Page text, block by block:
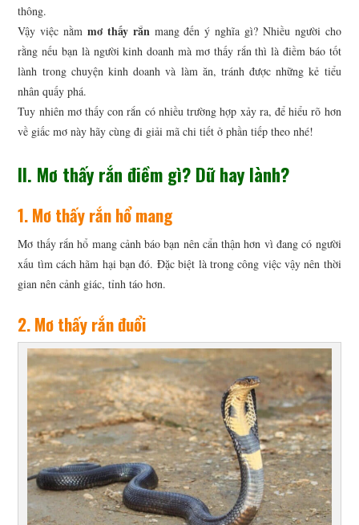
thông.
Vậy việc nằm mơ thấy rắnmang đến ý nghĩa gì? Nhiều người cho
rằng nếu bạn là người kinh doanh mà mơ thấy rắn thì là điềm báo tốt
lành trong chuyện kinh doanh và làm ăn, tránh được những kẻ tiểu
nhân quấy phá.
Tuy nhiên mơ thấy con rắn có nhiều trường hợp xảy ra, để hiểu rõ hơn
về giấc mơ này hãy cùng đi giải mã chi tiết ở phần tiếp theo nhé!
II. Mơ thấy rắn điềm gì? Dữ hay lành?
1. Mơ thấy rắn hổ mang
Mơ thấy rắn hổ mang cảnh báo bạn nên cẩn thận hơn vì đang có người
xấu tìm cách hãm hại bạn đó. Đặc biệt là trong công việc vậy nên thời
gian nên cảnh giác, tỉnh táo hơn.
2. Mơ thấy rắn đuổi